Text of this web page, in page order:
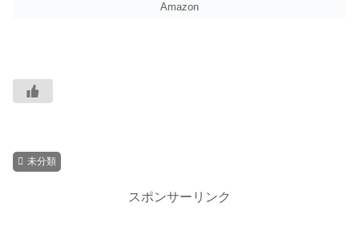
Amazon
未分類
スポンサーリンク